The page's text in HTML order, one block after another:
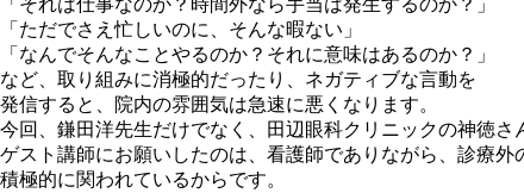
「それは仕事なのか？時間外なら手当は発生するのか？」
「ただでさえ忙しいのに、そんな暇ない」
「なんでそんなことやるのか？それに意味はあるのか？」
など、取り組みに消極的だったり、ネガティブな言動を
発信すると、院内の雰囲気は急速に悪くなります。
今回、鎌田洋先生だけでなく、田辺眼科クリニックの神徳さ
ゲスト講師にお願いしたのは、看護師でありながら、診療外
積極的に関われているからです。